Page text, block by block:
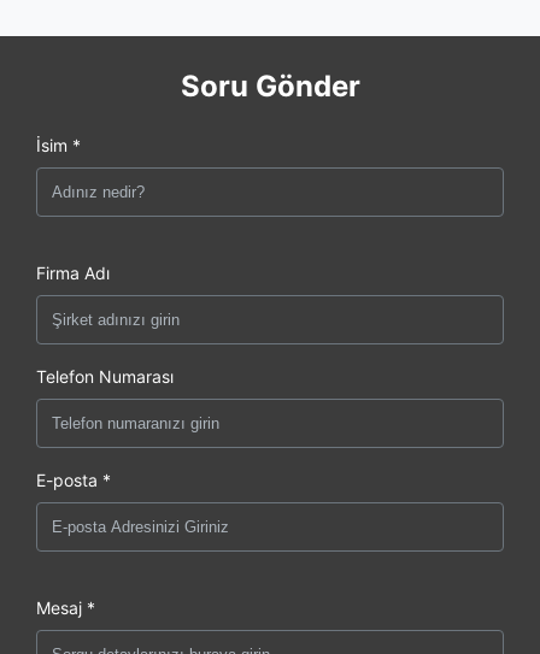
Soru Gönder
İsim *
Firma Adı
Telefon Numarası
E-posta *
Mesaj *